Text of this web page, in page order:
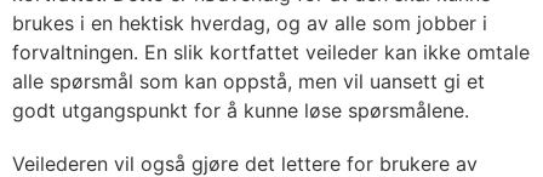
brukes i en hektisk hverdag, og av alle som jobber i
forvaltningen. En slik kortfattet veileder kan ikke omtale
alle spørsmål som kan oppstå, men vil uansett gi et
godt utgangspunkt for å kunne løse spørsmålene.
Veilederen vil også gjøre det lettere for brukere av